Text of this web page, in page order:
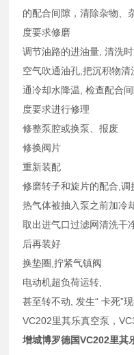
的配合间隙，清除杂物、
度要求修磨
调节油路的进油量, 清洗
空气吹通油孔,把沉积物清
通冷却水降温, 检查配合
度要求进行修理
修整泵腔或换泵、报废
修换阀片
重新装配
修磨转子和旋片的配合,调
热气体被抽入泵之前加冷
取出进气口过滤网清洗干
后再装好
换垫圈,拧紧气镇阀
电动机超负荷运转,
甚至转不动, 发生“ 卡死”
VC202里其乐真空泵，
增城博罗德国VC202里其